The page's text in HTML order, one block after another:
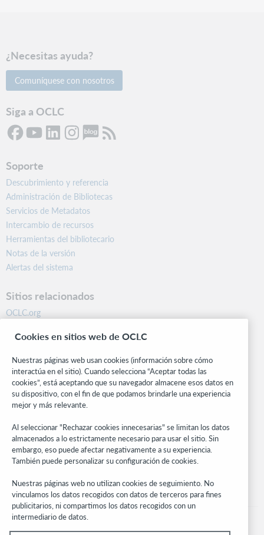
¿Necesitas ayuda?
Comuníquese con nosotros
Siga a OCLC
Soporte
Descubrimiento y referencia
Administración de Bibliotecas
Servicios de Metadatos
Intercambio de recursos
Herramientas del bibliotecario
Notas de la versión
Alertas del sistema
Sitios relacionados
OCLC.org
Centro comunitario
Investigación
WebJunction
Red de desarrolladores
Manténgase al día
Obtenga las últimas novedades de los productos, estudios de
investigación, eventos y mucho más – directo a su bandeja de
entrada.
Suscríbase ahora
Cookies en sitios web de OCLC
Nuestras páginas web usan cookies (información sobre cómo
interactúa en el sitio). Cuando selecciona “Aceptar todas las
cookies”, está aceptando que su navegador almacene esos datos en
su dispositivo, con el fin de que podamos brindarle una experiencia
mejor y más relevante.
Al seleccionar "Rechazar cookies innecesarias" se limitan los datos
almacenados a lo estrictamente necesario para usar el sitio. Sin
embargo, eso puede afectar negativamente a su experiencia.
También puede personalizar su configuración de cookies.
Nuestras páginas web no utilizan cookies de seguimiento. No
vinculamos los datos recogidos con datos de terceros para fines
publicitarios, ni compartimos los datos recogidos con un
intermediario de datos.